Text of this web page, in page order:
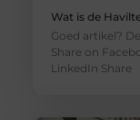
Wat is de
Goed artikel?
Share on
LinkedIn Share